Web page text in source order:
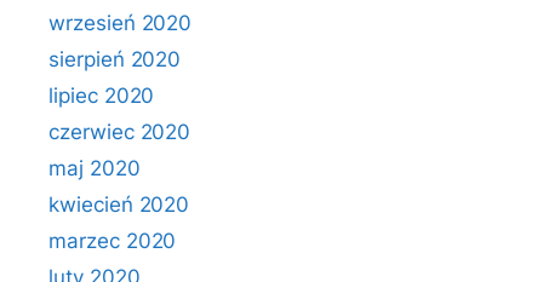
wrzesień 2020
sierpień 2020
lipiec 2020
czerwiec 2020
maj 2020
kwiecień 2020
marzec 2020
luty 2020